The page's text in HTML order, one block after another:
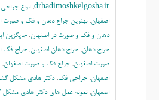
drhadimoshkelgosha.ir
, انواع
اصفهان,بهترين جراح دهان و فک و صورت
دهان و فک و صورت در اصفهان, جایگزین
جراح دهان, جراح دهان اصفهان, جراح فک
صورت اصفهان, جراح فک و صورت اصفهان,
اصفهان, جراحی فک,دکتر هادی مشکل
اصفهان,نمونه عمل های دکتر هادی مشکل